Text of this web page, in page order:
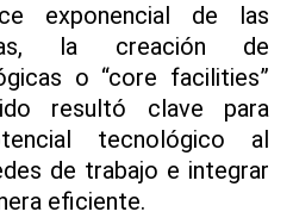
exponencial de las
la creación de
o “core facilities”
resultó clave para
tecnológico al
de trabajo e integrar
eficiente.